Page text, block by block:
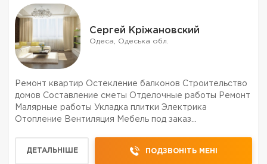
Сергей Кріжановский
Одеса, Одеська обл.
Ремонт квартир Остекление балконов Строительство
домов Составление сметы Отделочные работы Ремонт
Малярные работы Укладка плитки Электрика
Отопление Вентиляция Мебель под заказ
договорные
ДЕТАЛЬНІШЕ ПОДЗВОНІТЬ МЕНІ